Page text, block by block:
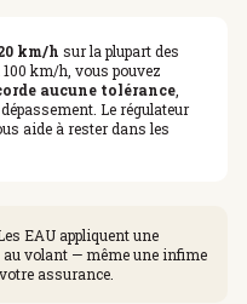
km/h sur la plupart des
km/h, vous pouvez
aucune tolérance,
Le régulateur
aide à rester dans les
EAU appliquent une
au volant — même une infime
assurance.